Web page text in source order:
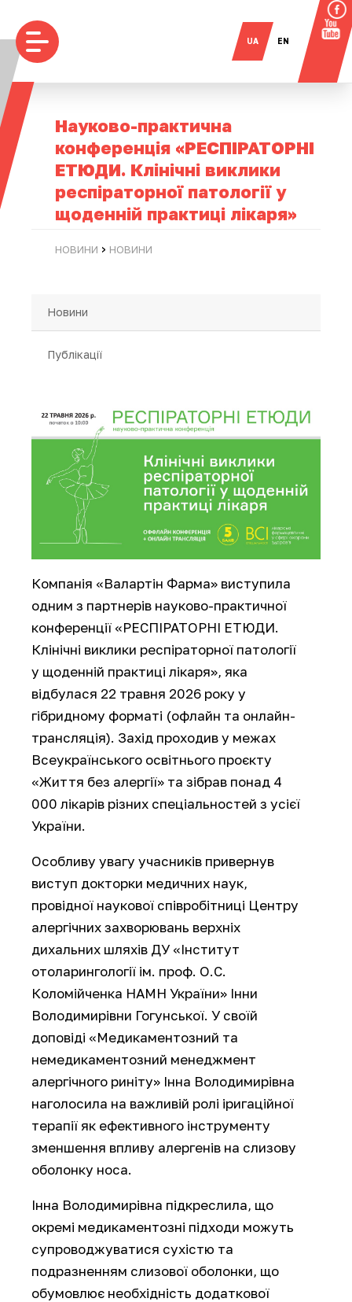
UA EN
Науково-практична
конференція «РЕСПІРАТОРНІ
ЕТЮДИ. Клінічні виклики
респіраторної патології у
щоденній практиці лікаря»
НОВИНИ › НОВИНИ
Новини
Публікації
Компанія «Валартін Фарма» виступила
одним з партнерів науково-практичної
конференції «РЕСПІРАТОРНІ ЕТЮДИ.
Клінічні виклики респіраторної патології
у щоденній практиці лікаря», яка
відбулася 22 травня 2026 року у
гібридному форматі (офлайн та онлайн-
трансляція). Захід проходив у межах
Всеукраїнського освітнього проєкту
«Життя без алергії» та зібрав понад 4
000 лікарів різних спеціальностей з усієї
України.
Особливу увагу учасників привернув
виступ докторки медичних наук,
провідної наукової співробітниці Центру
алергічних захворювань верхніх
дихальних шляхів ДУ «Інститут
отоларингології ім. проф. О.С.
Коломійченка НАМН України» Інни
Володимирівни Гогунської. У своїй
доповіді «Медикаментозний та
немедикаментозний менеджмент
алергічного риніту» Інна Володимирівна
наголосила на важливій ролі іригаційної
терапії як ефективного інструменту
зменшення впливу алергенів на слизову
оболонку носа.
Інна Володимирівна підкреслила, що
окремі медикаментозні підходи можуть
супроводжуватися сухістю та
подразненням слизової оболонки, що
обумовлює необхідність додаткової